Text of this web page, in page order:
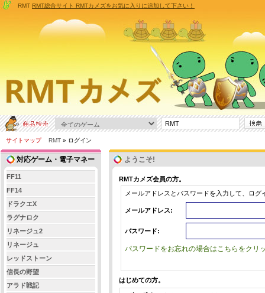
RMT RMT総合サイト RMTカメズをお気に入りに追加して下さい！
サイトマップ RMT » ログイン
対応ゲーム・電子マネー
FF11
FF14
ドラクエX
ラグナロク
リネージュ2
リネージュ
レッドストーン
信長の野望
アラド戦記
ようこそ!
RMTカメズ会員の方。
メールアドレスとパスワードを入力して、ログ
メールアドレス:
パスワード:
パスワードをお忘れの場合はこちらをクリ
はじめての方。